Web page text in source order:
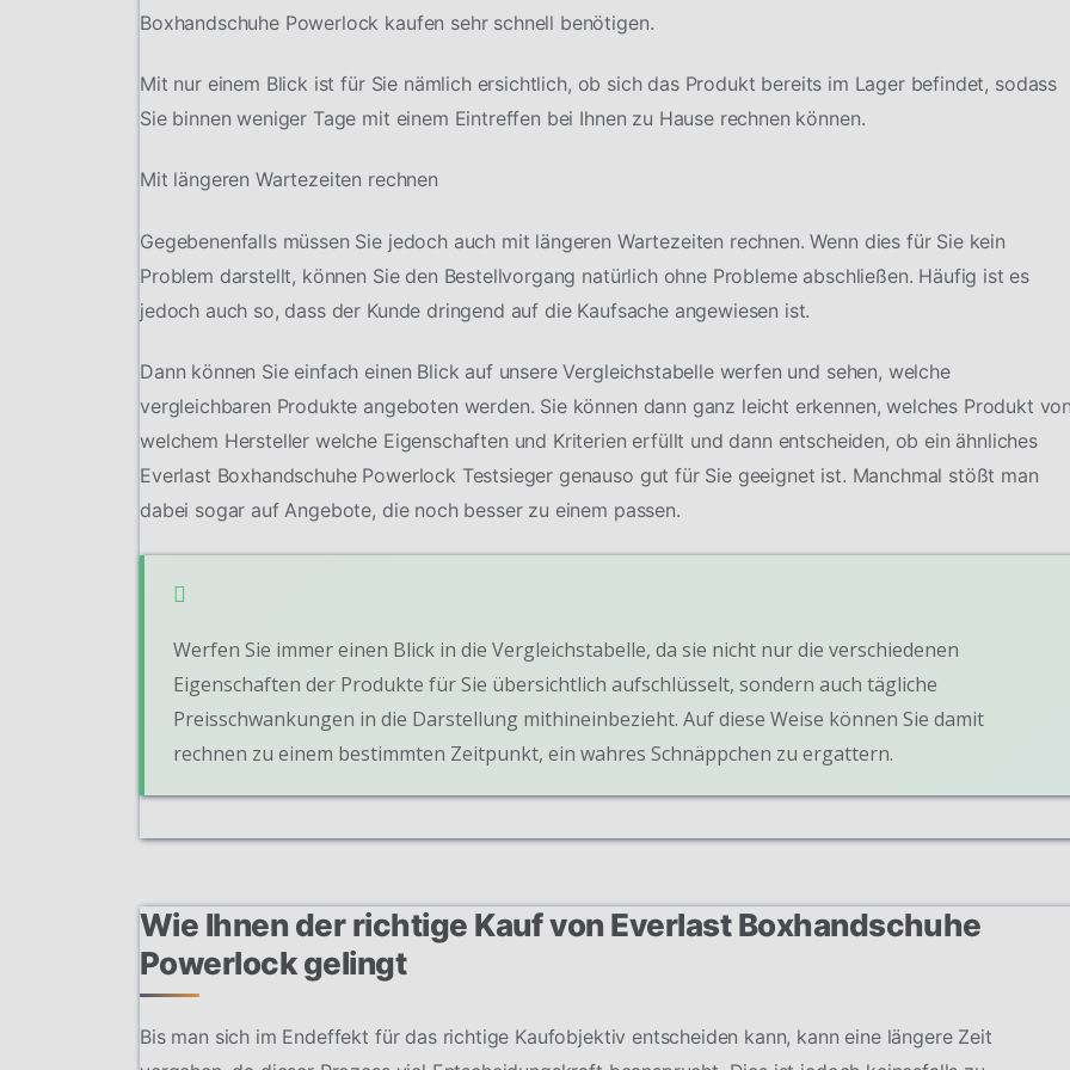
Boxhandschuhe Powerlock kaufen sehr schnell benötigen.
Mit nur einem Blick ist für Sie nämlich ersichtlich, ob sich das Produkt bereits im Lager befindet, sodass
Sie binnen weniger Tage mit einem Eintreffen bei Ihnen zu Hause rechnen können.
Mit längeren Wartezeiten rechnen
Gegebenenfalls müssen Sie jedoch auch mit längeren Wartezeiten rechnen. Wenn dies für Sie kein
Problem darstellt, können Sie den Bestellvorgang natürlich ohne Probleme abschließen. Häufig ist es
jedoch auch so, dass der Kunde dringend auf die Kaufsache angewiesen ist.
Dann können Sie einfach einen Blick auf unsere Vergleichstabelle werfen und sehen, welche
vergleichbaren Produkte angeboten werden. Sie können dann ganz leicht erkennen, welches Produkt
welchem Hersteller welche Eigenschaften und Kriterien erfüllt und dann entscheiden, ob ein ähnliches
Everlast Boxhandschuhe Powerlock Testsieger genauso gut für Sie geeignet ist. Manchmal stößt man
dabei sogar auf Angebote, die noch besser zu einem passen.
Werfen Sie immer einen Blick in die Vergleichstabelle, da sie nicht nur die verschiedenen
Eigenschaften der Produkte für Sie übersichtlich aufschlüsselt, sondern auch tägliche
Preisschwankungen in die Darstellung mithineinbezieht. Auf diese Weise können Sie damit
rechnen zu einem bestimmten Zeitpunkt, ein wahres Schnäppchen zu ergattern.
Wie Ihnen der richtige Kauf von Everlast Boxhandschuhe
Powerlock gelingt
Bis man sich im Endeffekt für das richtige Kaufobjektiv entscheiden kann, kann eine längere Zeit